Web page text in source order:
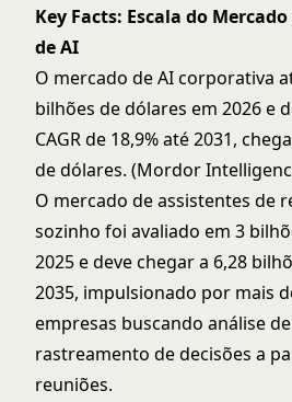
Key Facts: Escala do
de AI
O mercado de AI corporativa
bilhões de dólares em 2026 e
CAGR de 18,9% até 2031,
de dólares. (Mordor
O mercado de assistentes de
sozinho foi avaliado em 3
2025 e deve chegar a 6,28
2035, impulsionado por mais
empresas buscando análise
rastreamento de decisões a
reuniões.